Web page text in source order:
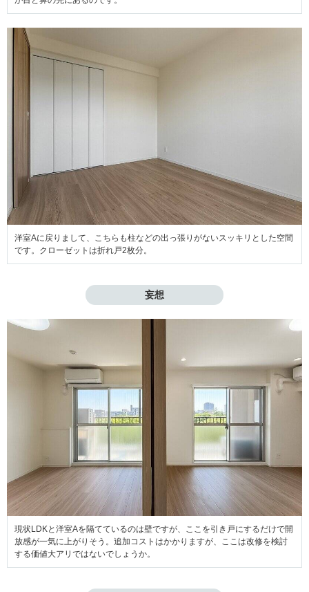
洋室Aに戻りまして、こちらも柱などの出っ張りがないスッキリとした空間
です。クローゼットは折れ戸2枚分。
妄想
現状LDKと洋室Aを隔てているのは壁ですが、ここを引き戸にするだけで開
放感が一気に上がりそう。追加コストはかかりますが、ここは改修を検討
する価値大アリではないでしょうか。